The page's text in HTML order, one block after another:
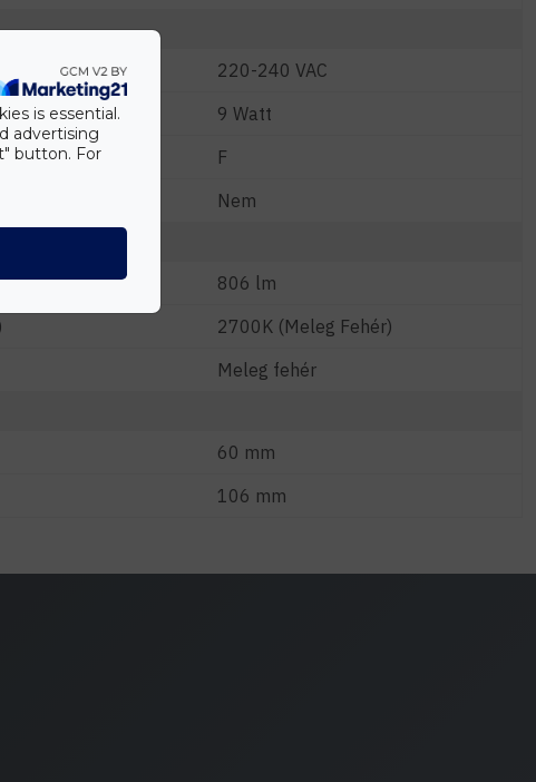
220-240 VAC
(W)
9 Watt
F
Nem
806 lm
2700K (Meleg Fehér)
Meleg fehér
60 mm
106 mm
is essential.
advertising
button. For